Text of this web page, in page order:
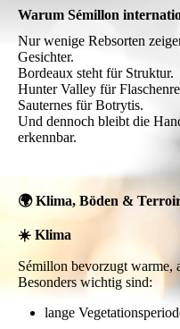
Warum Sémillon
Nur wenige Rebsorten
Gesichter.
Bordeaux steht für Struktur.
Hunter Valley für
Sauternes für Botrytis.
Und dennoch bleibt die
erkennbar.
🌍 Klima, Böden &
☀️ Klima
Sémillon bevorzugt warme,
Besonders wichtig sind:
lange